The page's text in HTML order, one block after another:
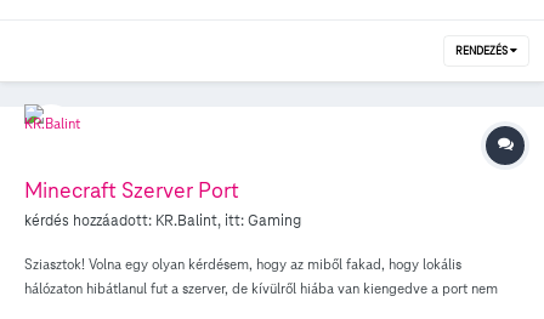
RENDEZÉS
Minecraft Szerver Port
kérdés hozzáadott: KR.Balint, itt:Gaming
Sziasztok! Volna egy olyan kérdésem, hogy az miből fakad, hogy lokális
hálózaton hibátlanul fut a szerver, de kívülről hiába van kiengedve a port nem